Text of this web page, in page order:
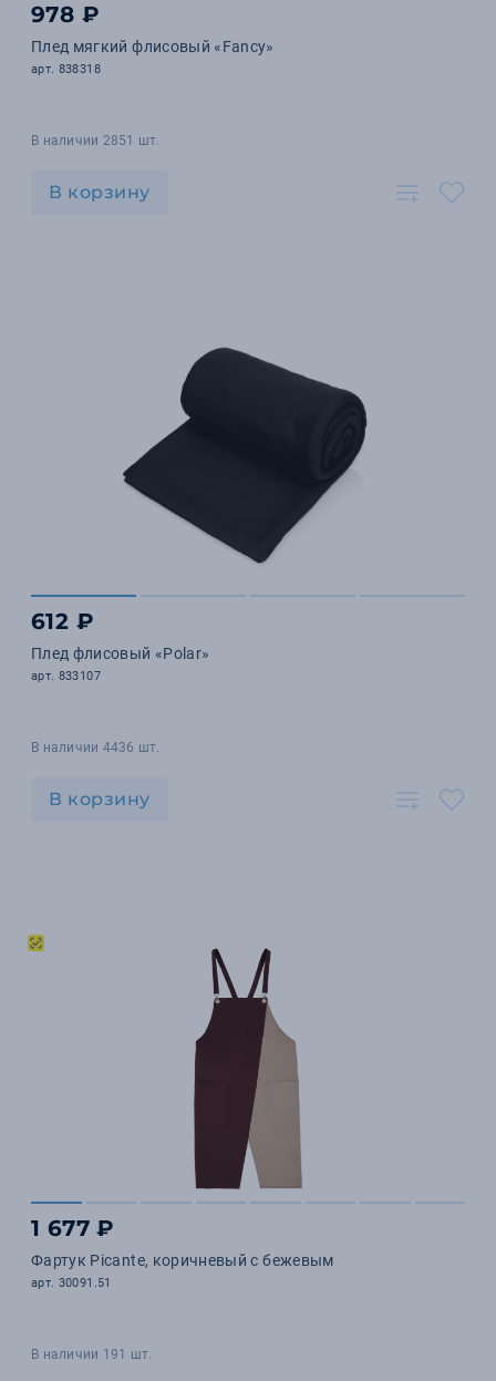
978 ₽
Плед мягкий флисовый «Fancy»
арт. 838318
В наличии 2851 шт.
В корзину
612 ₽
Плед флисовый «Polar»
арт. 833107
В наличии 4436 шт.
В корзину
1 677 ₽
Фартук Picante, коричневый с бежевым
арт. 30091.51
В наличии 191 шт.